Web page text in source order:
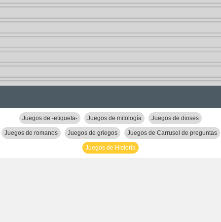
Juegos de -etiqueta- Juegos de mitología Juegos de dioses
Juegos de romanos Juegos de griegos Juegos de Carrusel de preguntas
Juegos de Historia